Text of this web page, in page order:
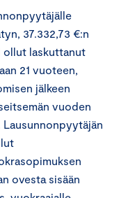
37.332,73 €:n
ollut laskuttanut
21 vuoteen,
jälkeen
vuoden
Lausunnonpyytäjän
ovesta sisään